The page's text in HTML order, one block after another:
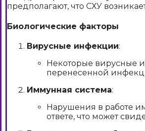
предполагают, что СХУ
Биологические факторы
Вирусные инфекции:
Некоторые вирусные
перенесенной
Иммунная система:
Нарушения в работе
ответе, что может